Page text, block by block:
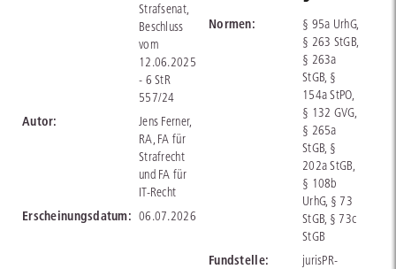
Strafsenat,
Beschluss
vom
12.06.2025
- 6 StR
557/24
Autor:
Jens Ferner,
RA, FA für
Strafrecht
und FA für
IT-Recht
Erscheinungsdatum: 06.07.2026
Normen:
§ 95a UrhG,
§ 263 StGB,
§ 263a
StGB, §
154a StPO,
§ 132 GVG,
§ 265a
StGB, §
202a StGB,
§ 108b
UrhG, § 73
StGB, § 73c
StGB
Fundstelle:
jurisPR-